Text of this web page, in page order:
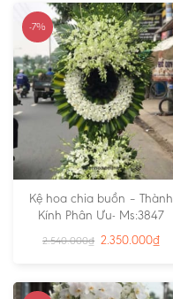
-7%
Kệ hoa chia buồn – Thành
Kính Phân Ưu- Ms:3847
2.540.000₫ 2.350.000₫